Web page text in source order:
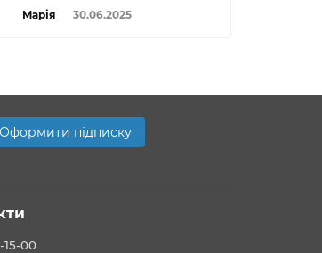
Марія 30.06.2025
Оформити підписку
15-00